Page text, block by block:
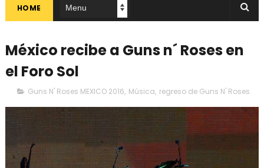
HOME
México recibe a Guns n´ Roses en
el Foro Sol
Guns N' Roses MEXICO 2016, Música, regreso de Guns N' Roses